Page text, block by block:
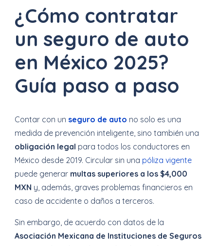
Gastos
Médicos
Mayores
Noticias
¿Cómo contratar
un seguro de auto
en México 2025?
Guía paso a paso
Contar con un seguro de auto no solo es una
medida de prevención inteligente, sino también una
obligación legal para todos los conductores en
México desde 2019. Circular sin una póliza vigente
puede generar multas superiores a los $4,000
MXN y, además, graves problemas financieros en
caso de accidente o daños a terceros.
Sin embargo, de acuerdo con datos de la
Asociación Mexicana de Instituciones de Seguros